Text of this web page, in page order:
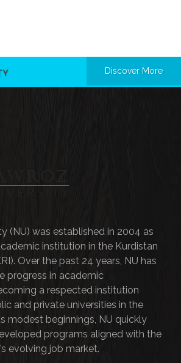
Discover More
(NU) was established in 2004 as
institution in the Kurdistan
Over the past 24 years, NU has
progress in academic
a respected institution
and private universities in the
modest beginnings, NU quickly
programs aligned with the
evolving job market.